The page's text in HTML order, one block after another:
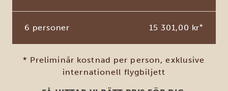
6 personer 15 301,00 kr*
* Preliminär kostnad per person, exklusive
internationell flygbiljett